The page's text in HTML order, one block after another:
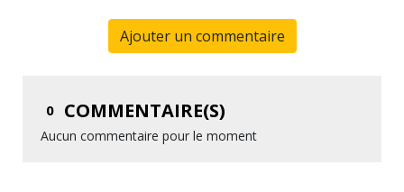
Ajouter un commentaire
0 COMMENTAIRE(S)
Aucun commentaire pour le moment